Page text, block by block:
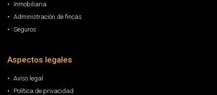
Inmobiliaria
Administración de fincas
Seguros
Aspectos legales
Aviso legal
Política de privacidad